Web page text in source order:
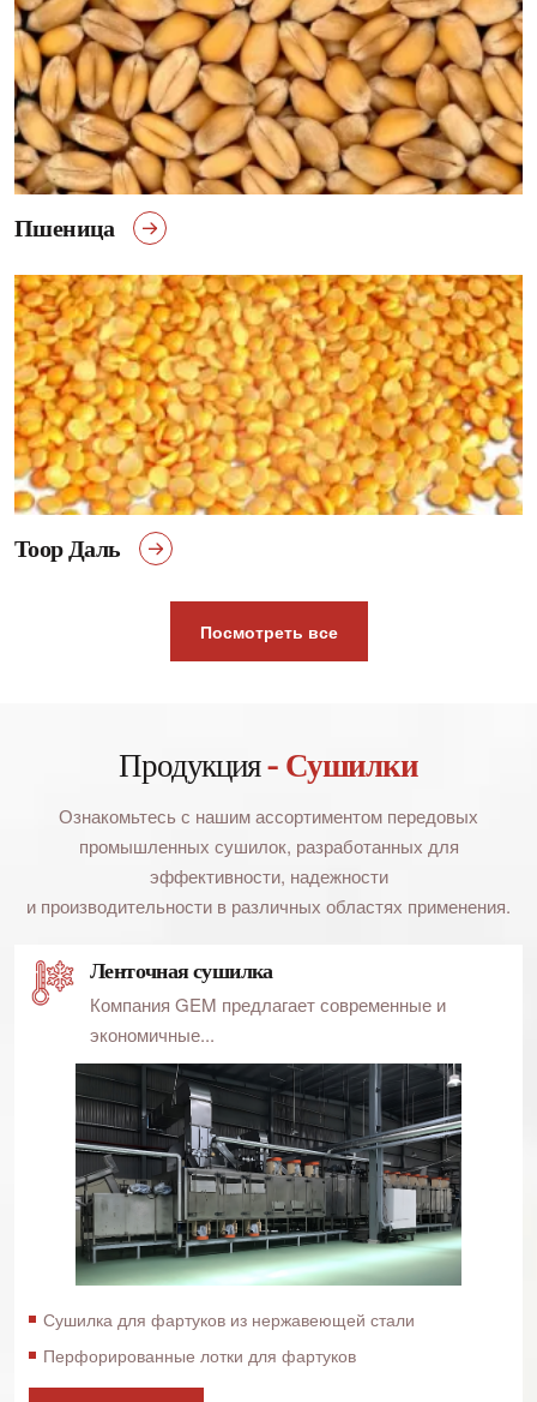
Пшеница
Тоор Даль
Посмотреть все
Продукция- Сушилки
Ознакомьтесь с нашим ассортиментом передовых
промышленных сушилок, разработанных для
эффективности, надежности
и производительности в различных областях применения.
Ленточная сушилка
Компания GEM предлагает современные и
экономичные...
Сушилка для фартуков из нержавеющей стали
Перфорированные лотки для фартуков